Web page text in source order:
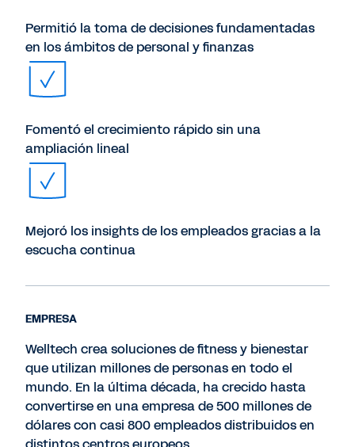
Permitió la toma de decisiones fundamentadas
en los ámbitos de personal y finanzas
Fomentó el crecimiento rápido sin una
ampliación lineal
Mejoró los insights de los empleados gracias a la
escucha continua
EMPRESA
Welltech crea soluciones de fitness y bienestar
que utilizan millones de personas en todo el
mundo. En la última década, ha crecido hasta
convertirse en una empresa de 500 millones de
dólares con casi 800 empleados distribuidos en